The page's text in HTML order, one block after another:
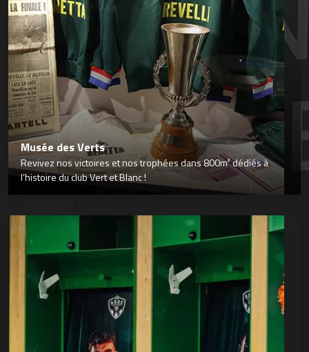
Musée des Verts
Revivez nos victoires et nos trophées dans 800m² dédiés à
l’histoire du club Vert et Blanc !